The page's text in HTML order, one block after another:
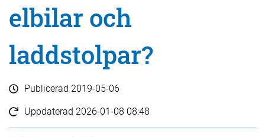
elbilar och
laddstolpar?
Publicerad 2019-05-06
Uppdaterad 2026-01-08 08:48